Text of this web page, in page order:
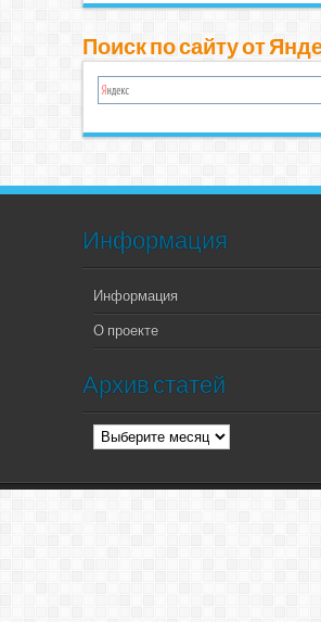
Поиск по сайту от
Информация
Информация
О проекте
Архив статей
Архив
статей